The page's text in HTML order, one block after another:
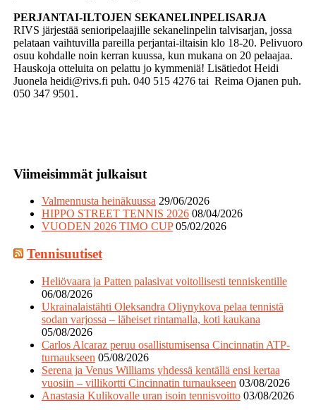
PERJANTAI-ILTOJEN SEKANELINPELISARJA
RIVS järjestää senioripelaajille sekanelinpelin talvisarjan, jossa
pelataan vaihtuvilla pareilla perjantai-iltaisin klo 18-20. Pelivuoro
osuu kohdalle noin kerran kuussa, kun mukana on 20 pelaajaa.
Hauskoja otteluita on pelattu jo kymmeniä! Lisätiedot Heidi
Juonela heidi@rivs.fi puh. 040 515 4276 tai Reima Ojanen puh.
050 347 9501.
Viimeisimmät julkaisut
Valmennusta heinäkuussa 29/06/2026
HIPPO STREET TENNIS 2026 08/04/2026
VUODEN 2026 TIMO CUP 05/02/2026
Tennisuutiset
Heliövaara ja Patten palasivat voitollisesti tenniskentille
06/08/2026
Ukrainalaistähti Oleksandra Oliynykova pelaa tennistä
sodan varjossa – läheiset rintamalla, koti kaukana
05/08/2026
Carlos Alcaraz peruu osallistumisensa Cincinnatin ATP-
turnaukseen 05/08/2026
Serena ja Venus Williams yhdessä kentällä ensi kertaa
vuosiin – villikortti Cincinnatin turnaukseen 03/08/2026
Anastasia Kulikovalle uran isoin tennisvoitto 03/08/2026